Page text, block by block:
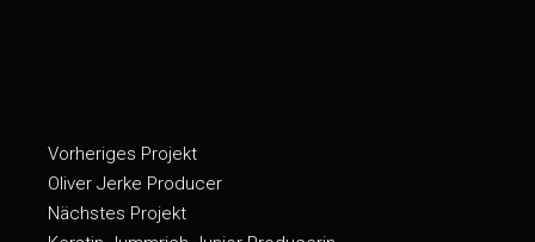
Vorheriges Projekt
Oliver Jerke Producer
Nächstes Projekt